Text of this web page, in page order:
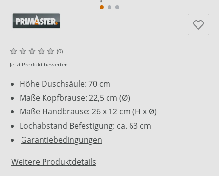
(0)
Jetzt Produkt bewerten
Höhe Duschsäule: 70 cm
Maße Kopfbrause: 22,5 cm (Ø)
Maße Handbrause: 26 x 12 cm (H x Ø)
Lochabstand Befestigung: ca. 63 cm
Garantiebedingungen
Weitere Produktdetails